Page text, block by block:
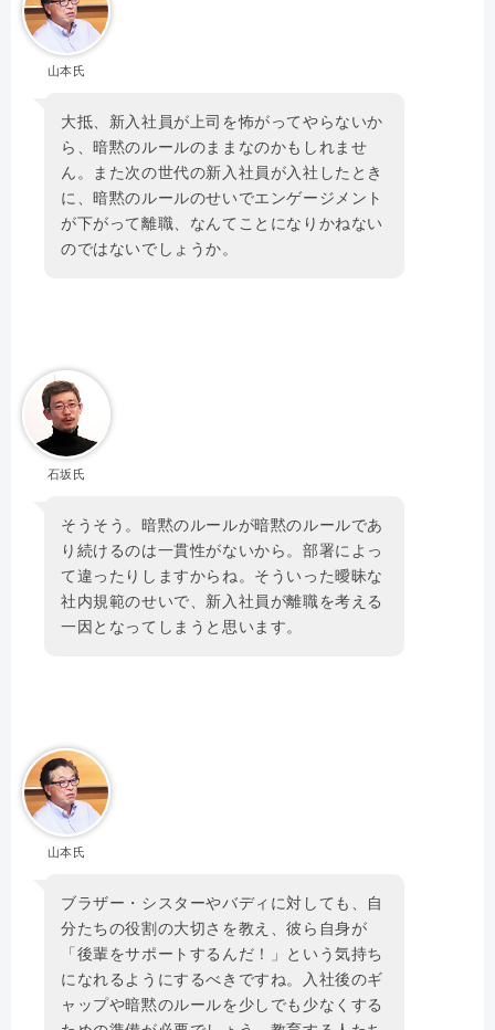
山本氏
大抵、新入社員が上司を怖がってやらないか
ら、暗黙のルールのままなのかもしれませ
ん。また次の世代の新入社員が入社したとき
に、暗黙のルールのせいでエンゲージメント
が下がって離職、なんてことになりかねない
のではないでしょうか。
石坂氏
そうそう。暗黙のルールが暗黙のルールであ
り続けるのは一貫性がないから。部署によっ
て違ったりしますからね。そういった曖昧な
社内規範のせいで、新入社員が離職を考える
一因となってしまうと思います。
山本氏
ブラザー・シスターやバディに対しても、自
分たちの役割の大切さを教え、彼ら自身が
「後輩をサポートするんだ！」という気持ち
になれるようにするべきですね。入社後のギ
ャップや暗黙のルールを少しでも少なくする